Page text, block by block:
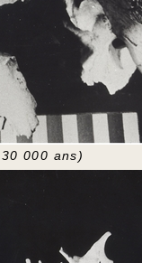
30 000 ans)